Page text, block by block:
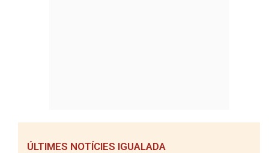
ÚLTIMES NOTÍCIES IGUALADA